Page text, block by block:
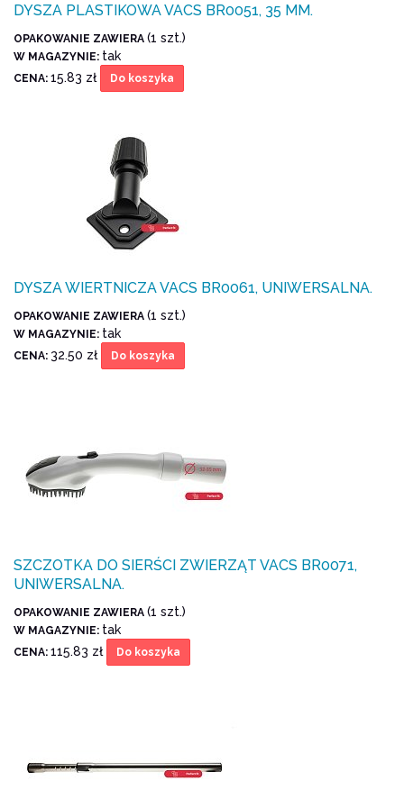
DYSZA PLASTIKOWA VACS BR0051, 35 MM.
OPAKOWANIE ZAWIERA (1 szt.)
W MAGAZYNIE: tak
CENA: 15.83 zł Do koszyka
DYSZA WIERTNICZA VACS BR0061, UNIWERSALNA.
OPAKOWANIE ZAWIERA (1 szt.)
W MAGAZYNIE: tak
CENA: 32.50 zł Do koszyka
SZCZOTKA DO SIERŚCI ZWIERZĄT VACS BR0071,
UNIWERSALNA.
OPAKOWANIE ZAWIERA (1 szt.)
W MAGAZYNIE: tak
CENA: 115.83 zł Do koszyka